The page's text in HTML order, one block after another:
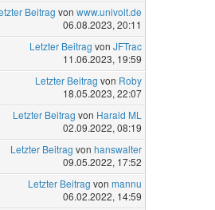
Beitrag von www.univoit.de
06.08.2023, 20:11
Letzter Beitrag von JFTrac
11.06.2023, 19:59
Letzter Beitrag von Roby
18.05.2023, 22:07
Letzter Beitrag von Harald ML
02.09.2022, 08:19
Letzter Beitrag von hanswalter
09.05.2022, 17:52
Letzter Beitrag von mannu
06.02.2022, 14:59